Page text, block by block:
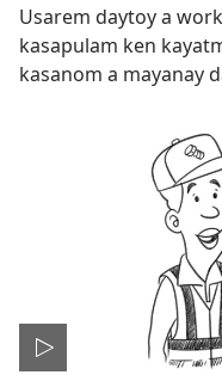
Usarem daytoy a
kasapulam ken
kasanom a mayanay